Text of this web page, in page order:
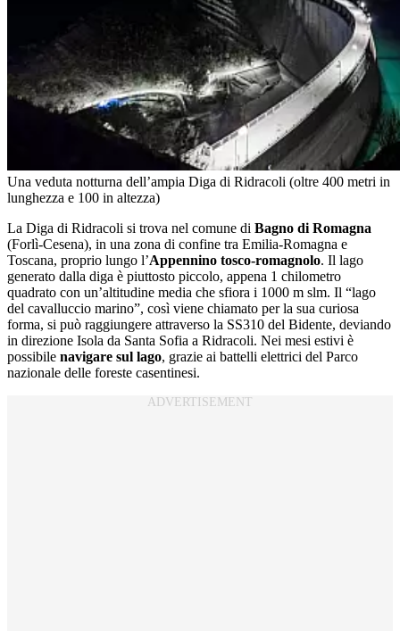
Una veduta notturna dell’ampia Diga di Ridracoli (oltre 400 metri in
lunghezza e 100 in altezza)
La Diga di Ridracoli si trova nel comune di Bagno di Romagna
(Forlì-Cesena), in una zona di confine tra Emilia-Romagna e
Toscana, proprio lungo l’Appennino tosco-romagnolo. Il lago
generato dalla diga è piuttosto piccolo, appena 1 chilometro
quadrato con un’altitudine media che sfiora i 1000 m slm. Il “lago
del cavalluccio marino”, così viene chiamato per la sua curiosa
forma, si può raggiungere attraverso la SS310 del Bidente, deviando
in direzione Isola da Santa Sofia a Ridracoli. Nei mesi estivi è
possibile navigare sul lago, grazie ai battelli elettrici del Parco
nazionale delle foreste casentinesi.